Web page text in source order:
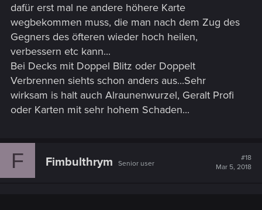
dafür erst mal ne andere höhere Karte
wegbekommen muss, die man nach dem Zug des
Gegners des öfteren wieder hoch heilen,
verbessern etc kann...
Bei Decks mit Doppel Blitz oder Doppelt
Verbrennen siehts schon anders aus...Sehr
wirksam is halt auch Alraunenwurzel, Geralt Profi
oder Karten mit sehr hohem Schaden...
F Fimbulthrym Senior user
#18
Mar 5, 2018